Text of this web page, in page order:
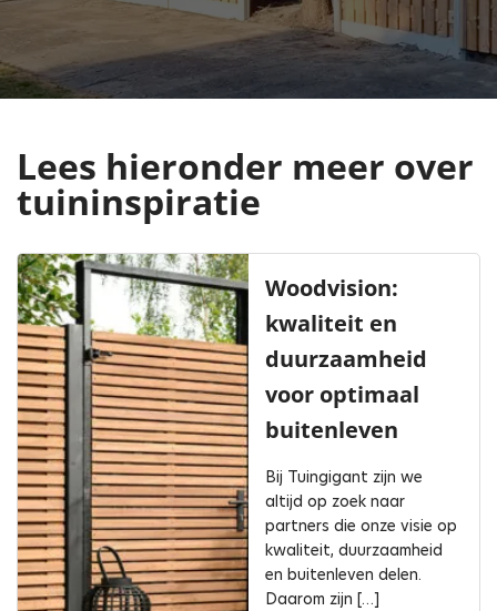
Lees hieronder meer over
tuininspiratie
Woodvision:
kwaliteit en
duurzaamheid
voor optimaal
buitenleven
Bij Tuingigant zijn we
altijd op zoek naar
partners die onze visie op
kwaliteit, duurzaamheid
en buitenleven delen.
Daarom zijn […]